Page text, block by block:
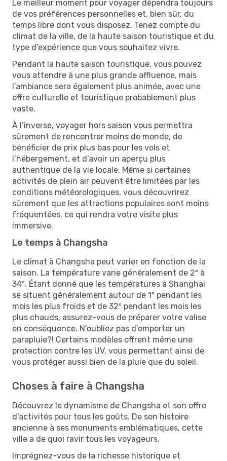
Le meilleur moment pour voyager dépendra toujours
de vos préférences personnelles et, bien sûr, du
temps libre dont vous disposez. Tenez compte du
climat de la ville, de la haute saison touristique et du
type d’expérience que vous souhaitez vivre.
Pendant la haute saison touristique, vous pouvez
vous attendre à une plus grande affluence, mais
l’ambiance sera également plus animée, avec une
offre culturelle et touristique probablement plus
vaste.
À l’inverse, voyager hors saison vous permettra
sûrement de rencontrer moins de monde, de
bénéficier de prix plus bas pour les vols et
l’hébergement, et d’avoir un aperçu plus
authentique de la vie locale. Même si certaines
activités de plein air peuvent être limitées par les
conditions météorologiques, vous découvrirez
sûrement que les attractions populaires sont moins
fréquentées, ce qui rendra votre visite plus
immersive.
Le temps à Changsha
Le climat à Changsha peut varier en fonction de la
saison. La température varie généralement de 2º à
34º. Étant donné que les températures à Shanghai
se situent généralement autour de 1º pendant les
mois les plus froids et de 32º pendant les mois les
plus chauds, assurez-vous de préparer votre valise
en conséquence. N’oubliez pas d’emporter un
parapluie?! Certains modèles offrent même une
protection contre les UV, vous permettant ainsi de
vous protéger aussi bien de la pluie que du soleil.
Choses à faire à Changsha
Découvrez le dynamisme de Changsha et son offre
d’activités pour tous les goûts. De son histoire
ancienne à ses monuments emblématiques, cette
ville a de quoi ravir tous les voyageurs.
Imprégnez-vous de la richesse historique et